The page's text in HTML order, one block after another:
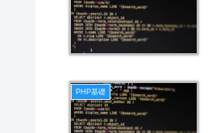
PHP基礎